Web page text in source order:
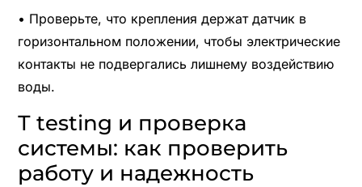
• Проверьте, что крепления держат датчик в
горизонтальном положении, чтобы электрические
контакты не подвергались лишнему воздействию
воды.
Т testing и проверка
системы: как проверить
работу и надежность